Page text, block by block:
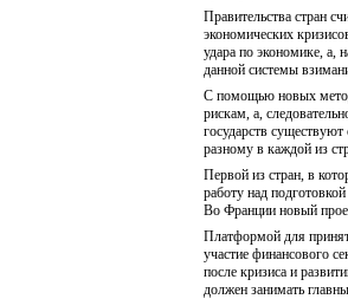
Правительства стран
экономических
удара по экономике, а,
данной системы
С помощью новых
рискам, а,
государств
разному в каждой из
Первой из стран, в
работу над
Во Франции новый
Платформой для
участие финансового
после кризиса и
должен занимать